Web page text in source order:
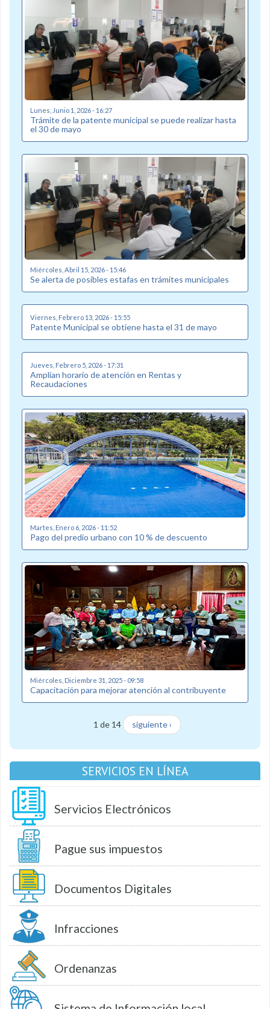
Lunes, Junio 1, 2026 - 16:27
Trámite de la patente municipal se puede realizar hasta
el 30 de mayo
Miércoles, Abril 15, 2026 - 15:46
Se alerta de posibles estafas en trámites municipales
Viernes, Febrero 13, 2026 - 15:55
Patente Municipal se obtiene hasta el 31 de mayo
Jueves, Febrero 5, 2026 - 17:31
Amplían horario de atención en Rentas y
Recaudaciones
Martes, Enero 6, 2026 - 11:52
Pago del predio urbano con 10 % de descuento
Miércoles, Diciembre 31, 2025 - 09:58
Capacitación para mejorar atención al contribuyente
1 de 14 siguiente ›
SERVICIOS EN LÍNEA
Servicios Electrónicos
Pague sus impuestos
Documentos Digitales
Infracciones
Ordenanzas